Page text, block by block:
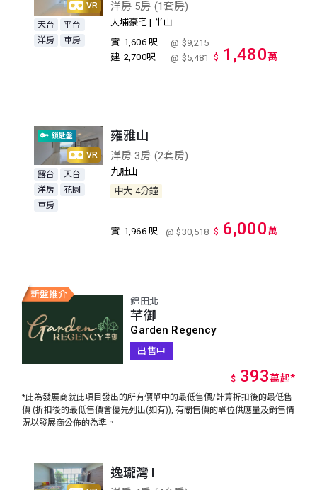
VR
天台
平台
洋房
車房
洋房 5房 (1套房)
大埔豪宅 | 半山
實 1,606 呎
@ $9,215
建 2,700呎 @ $5,481 $ 1,480萬
VR
鎖匙盤
露台
天台
洋房
花園
車房
雍雅山
洋房 3房 (2套房)
九肚山
中大 4分鐘
實 1,966 呎 @ $30,518 $ 6,000萬
錦田北
芊御
Garden Regency
出售中
$ 393萬起*
*此為發展商就此項目發出的所有價單中的最低售價/計算折扣後的最低售
價 (折扣後的最低售價會優先列出(如有)), 有關售價的單位供應量及銷售情
況以發展商公佈的為準。
逸瓏灣 I